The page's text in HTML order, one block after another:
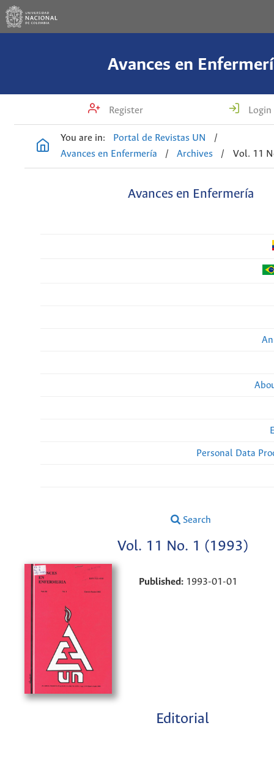
Avances en
Register Login
You are in: Portal de Revistas UN
/
Avances en Enfermería
/ Archives / Vol. 11
Avances en Enfermería
Personal Data
Search
Vol. 11 No. 1 (1993)
Published: 1993-01-01
Editorial